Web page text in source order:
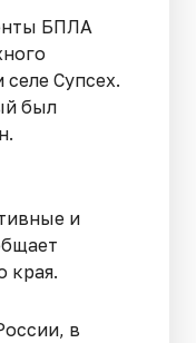
БПЛА
Супсех.
был
и
края.
в